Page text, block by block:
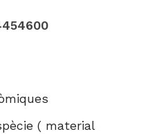
( material